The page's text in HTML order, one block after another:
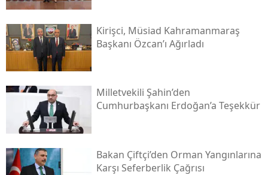
Kirişci, Müsi̇ad Kahramanmaraş
Başkanı Özcan’ı Ağırladı
Milletvekili Şahin’den
Cumhurbaşkanı Erdoğan’a Teşekkür
Bakan Çiftçi’den Orman Yangınlarına
Karşı Seferberlik Çağrısı